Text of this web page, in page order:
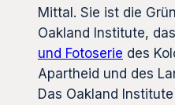
Mittal. Sie ist die
Oakland Institute,
und Fotoserie des
Apartheid und des
Das Oakland